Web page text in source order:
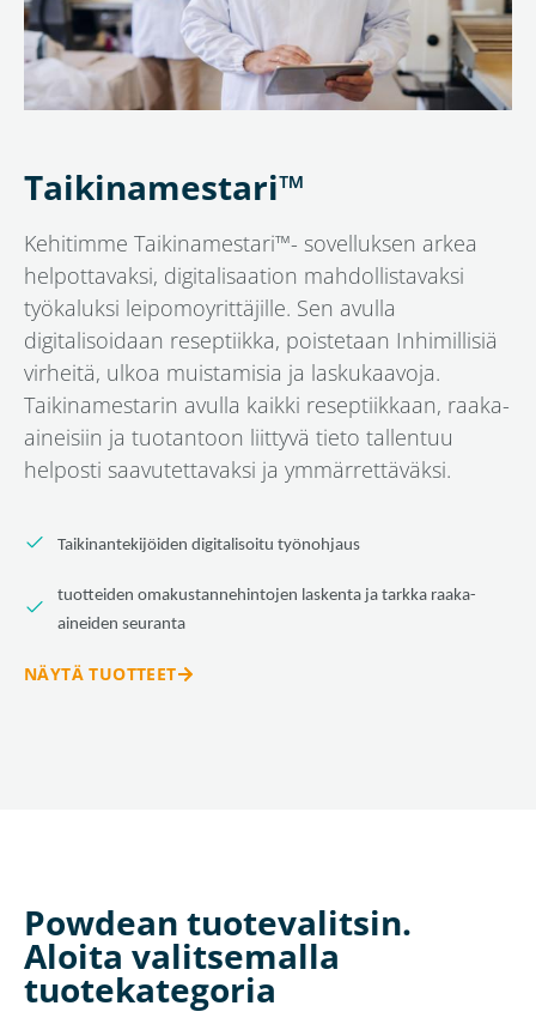
Taikinamestari™
Kehitimme Taikinamestari™- sovelluksen arkea
helpottavaksi, digitalisaation mahdollistavaksi
työkaluksi leipomoyrittäjille. Sen avulla
digitalisoidaan reseptiikka, poistetaan Inhimillisiä
virheitä, ulkoa muistamisia ja laskukaavoja.
Taikinamestarin avulla kaikki reseptiikkaan, raaka-
aineisiin ja tuotantoon liittyvä tieto tallentuu
helposti saavutettavaksi ja ymmärrettäväksi.
Taikinantekijöiden digitalisoitu työnohjaus
tuotteiden omakustannehintojen laskenta ja tarkka raaka-
aineiden seuranta
NÄYTÄ TUOTTEET
Powdean tuotevalitsin.
Aloita valitsemalla
tuotekategoria